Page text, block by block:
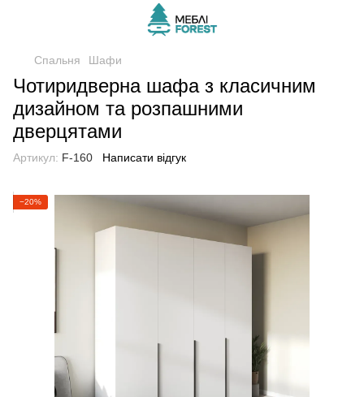
Спальня Шафи
Чотиридверна шафа з класичним
дизайном та розпашними
дверцятами
Артикул: F-160 Написати відгук
−20%